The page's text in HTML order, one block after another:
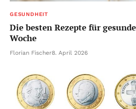
GESUNDHEIT
Die besten Rezepte für
Woche
Florian Fischer8. April 2026